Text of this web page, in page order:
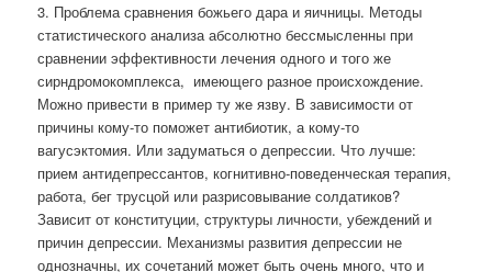
3. Проблема сравнения божьего дара и яичницы. Методы
статистического анализа абсолютно бессмысленны при
сравнении эффективности лечения одного и того же
сирндромокомплекса, имеющего разное происхождение.
Можно привести в пример ту же язву. В зависимости от
причины кому-то поможет антибиотик, а кому-то
вагусэктомия. Или задуматься о депрессии. Что лучше:
прием антидепрессантов, когнитивно-поведенческая терапия,
работа, бег трусцой или разрисовывание солдатиков?
Зависит от конституции, структуры личности, убеждений и
причин депрессии. Механизмы развития депрессии не
однозначны, их сочетаний может быть очень много, что и